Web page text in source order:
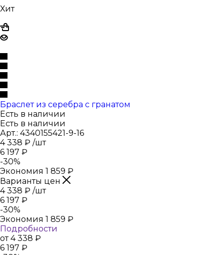
Хит
Браслет из серебра с гранатом
Есть в наличии
Есть в наличии
Арт.: 4340155421-9-16
4 338 ₽ /шт
6 197 ₽
-30%
Экономия 1 859 ₽
Варианты цен
4 338 ₽ /шт
6 197 ₽
-30%
Экономия 1 859 ₽
Подробности
от4 338 ₽
6 197 ₽